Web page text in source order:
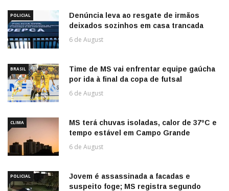
POLICIAL
Denúncia leva ao resgate de irmãos
deixados sozinhos em casa trancada
6 de August
BRASIL
Time de MS vai enfrentar equipe gaúcha
por ida à final da copa de futsal
6 de August
CLIMA
MS terá chuvas isoladas, calor de 37ºC e
tempo estável em Campo Grande
6 de August
POLICIAL
Jovem é assassinada a facadas e
suspeito foge; MS registra segundo